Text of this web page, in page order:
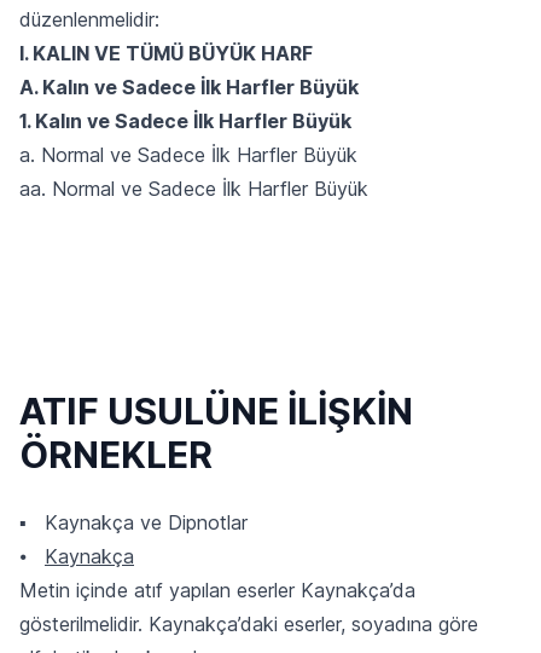
düzenlenmelidir:
I. KALIN VE TÜMÜ BÜYÜK HARF
A. Kalın ve Sadece İlk Harfler Büyük
1. Kalın ve Sadece İlk Harfler Büyük
a. Normal ve Sadece İlk Harfler Büyük
aa. Normal ve Sadece İlk Harfler Büyük
ATIF USULÜNE İLİŞKİN
ÖRNEKLER
▪ Kaynakça ve Dipnotlar
⦁ Kaynakça
Metin içinde atıf yapılan eserler Kaynakça’da
gösterilmelidir. Kaynakça’daki eserler, soyadına göre